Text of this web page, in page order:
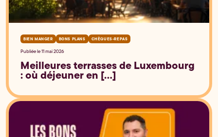
BIEN MANGER BONS PLANS CHÈQUES-REPAS
Publiée le 11 mai 2026
Meilleures terrasses de Luxembourg
: où déjeuner en [...]